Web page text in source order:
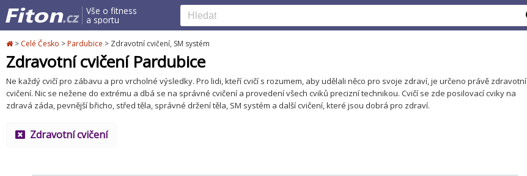
Vše o fitness
a sportu
> Celé Česko >Pardubice > Zdravotní cvičení, SM systém
Zdravotní cvičení Pardubice
Ne každý cvičí pro zábavu a pro vrcholné výsledky. Pro lidi, kteří cvičí s rozumem, aby udělali něco pro svoje zdraví, je určeno právě zdravotní
cvičení. Nic se nežene do extrému a dbá se na správné cvičení a provedení všech cviků precizní technikou. Cvičí se zde posilovací cviky na
zdravá záda, pevnější břicho, střed těla, správné držení těla, SM systém a další cvičení, které jsou dobrá pro zdraví.
Zdravotní cvičení